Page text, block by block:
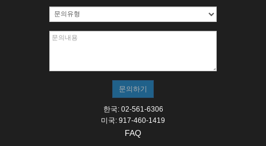
한국: 02-561-6306
미국: 917-460-1419
FAQ